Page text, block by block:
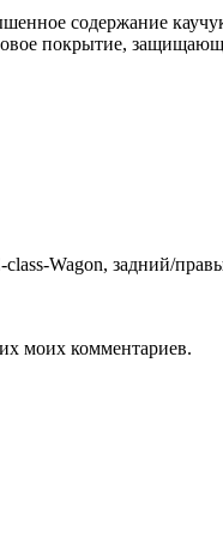
содержание
покрытие,
Wagon, задний/
моих комментариев.